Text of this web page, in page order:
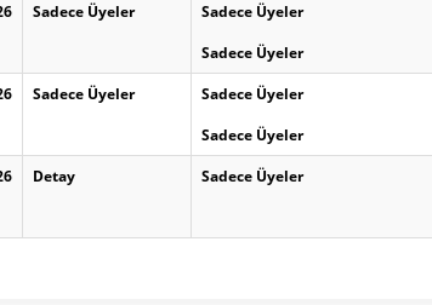
Sadece Üyeler
Sadece Üyeler
Sadece Üyeler
Sadece Üyeler
Sadece Üyeler
Sadece Üyeler
Detay Sadece Üyeler